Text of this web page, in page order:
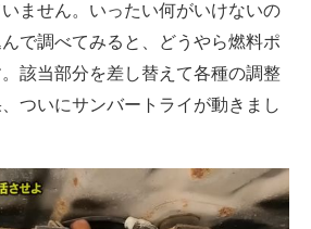
ません。いったい何がいけないの
で調べてみると、どうやら燃料ポ
該当部分を差し替えて各種の調整
ついにサンバートライが動きまし